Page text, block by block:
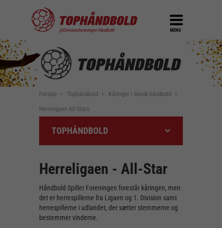
MENU
Forside Tophåndbold Kåringer i dansk håndbold
Herreligaen All-Stars
TOPHÅNDBOLD
Herreligaen - All-Star
Håndbold Spiller Foreningen forestår kåringen, men
det er herrespillerne fra Ligaen og 1. Division samt
herrespillerne i udlandet, der sætter stemmerne og
bestemmer vinderne.